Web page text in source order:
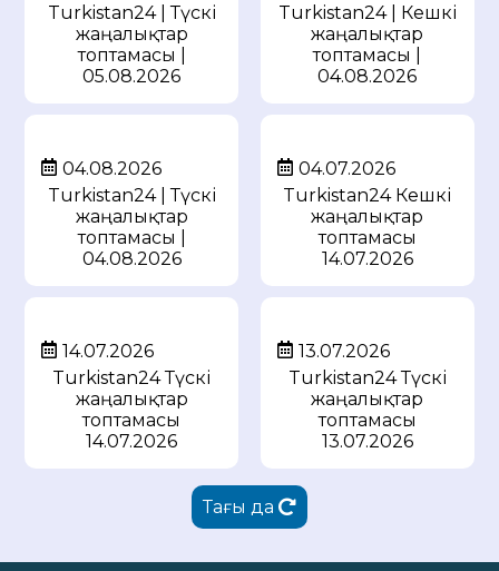
Turkistan24 | Түскі
жаңалықтар
топтамасы |
05.08.2026
Turkistan24 | Кешкі
жаңалықтар
топтамасы |
04.08.2026
04.08.2026
Turkistan24 | Түскі
жаңалықтар
топтамасы |
04.08.2026
04.07.2026
Turkistan24 Кешкі
жаңалықтар
топтамасы
14.07.2026
14.07.2026
Turkistan24 Түскі
жаңалықтар
топтамасы
14.07.2026
13.07.2026
Turkistan24 Түскі
жаңалықтар
топтамасы
13.07.2026
Тағы да